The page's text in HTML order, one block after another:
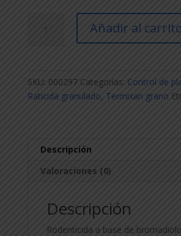
GRANO
Añadir al
SKU: 000297 Categorías: Control de
Raticida granulado, Termixan grano
Descripción
Valoraciones (0)
Descripción
Rodenticida a base de